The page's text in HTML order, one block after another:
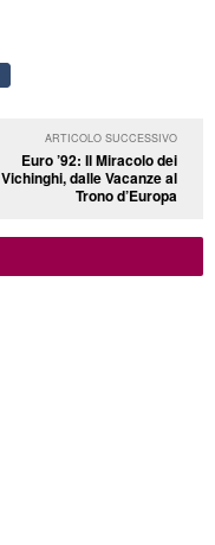
ARTICOLO SUCCESSIVO
Euro ’92: Il Miracolo dei
Vichinghi, dalle Vacanze al
Trono d’Europa